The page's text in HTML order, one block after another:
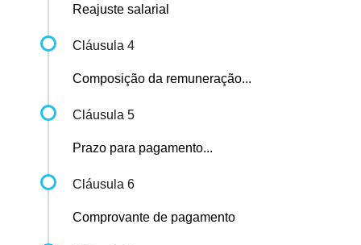
Reajuste salarial
Cláusula 4
Composição da remuneração...
Cláusula 5
Prazo para pagamento...
Cláusula 6
Comprovante de pagamento